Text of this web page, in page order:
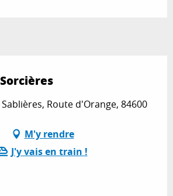
Route d'Orange, 84600
M'y rendre
J'y vais en train !